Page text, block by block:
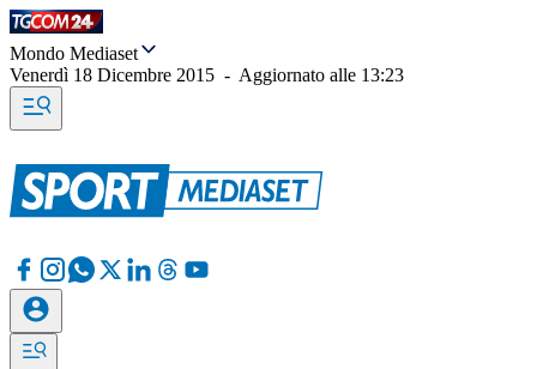
Mondo Mediaset
Venerdì 18 Dicembre 2015 - Aggiornato alle 13:23